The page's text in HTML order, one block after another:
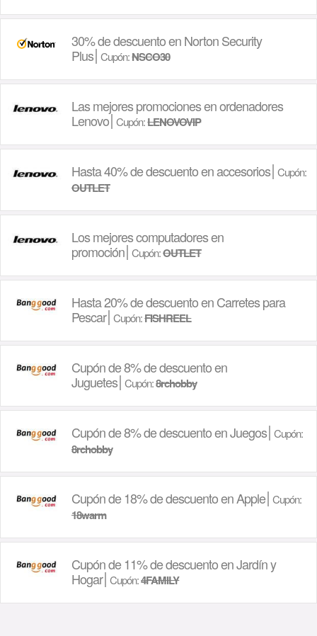
30% de descuento en Norton Security
Plus Cupón:NSCO30
Las mejores promociones en ordenadores
Lenovo Cupón:LENOVOVIP
Hasta 40% de descuento en accesorios Cupón:
OUTLET
Los mejores computadores en
promoción Cupón:OUTLET
Hasta 20% de descuento en Carretes para
Pescar Cupón:FISHREEL
Cupón de 8% de descuento en
Juguetes Cupón:8rchobby
Cupón de 8% de descuento en Juegos Cupón:
8rchobby
Cupón de 18% de descuento en Apple Cupón:
18warm
Cupón de 11% de descuento en Jardín y
Hogar Cupón:4FAMILY